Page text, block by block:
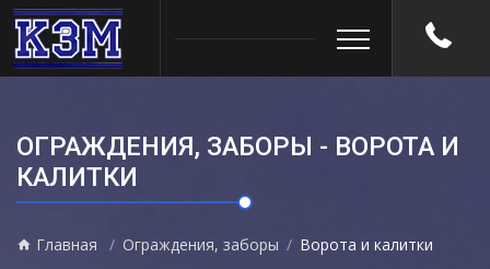
ОГРАЖДЕНИЯ, ЗАБОРЫ - ВОРОТА И
КАЛИТКИ
Главная Ограждения, заборы Ворота и калитки